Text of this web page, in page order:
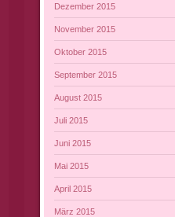
Dezember 2015
November 2015
Oktober 2015
September 2015
August 2015
Juli 2015
Juni 2015
Mai 2015
April 2015
März 2015